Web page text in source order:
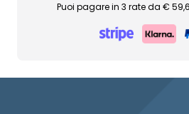
Puoi pagare in 3 rate da €